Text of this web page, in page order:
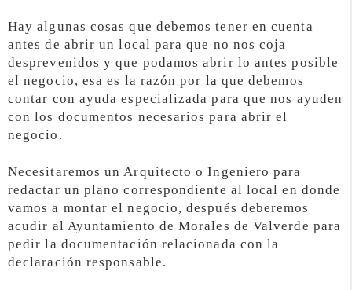
Hay algunas cosas que debemos tener en cuenta
antes de abrir un local para que no nos coja
desprevenidos y que podamos abrir lo antes posible
el negocio, esa es la razón por la que debemos
contar con ayuda especializada para que nos ayuden
con los documentos necesarios para abrir el
negocio.
Necesitaremos un Arquitecto o Ingeniero para
redactar un plano correspondiente al local en donde
vamos a montar el negocio, después deberemos
acudir al Ayuntamiento de Morales de Valverde para
pedir la documentación relacionada con la
declaración responsable.